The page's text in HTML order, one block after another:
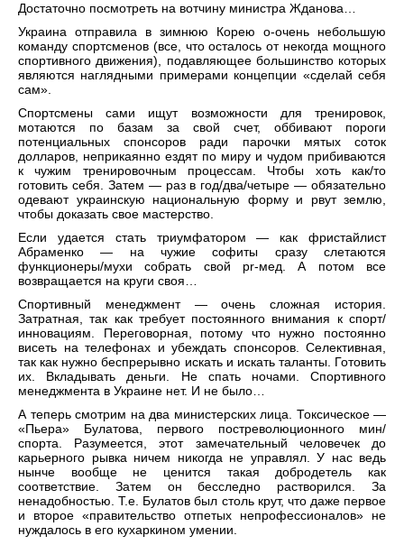
Достаточно посмотреть на вотчину министра Жданова…
Украина отправила в зимнюю Корею о-очень небольшую
команду спортсменов (все, что осталось от некогда мощного
спортивного движения), подавляющее большинство которых
являются наглядными примерами концепции «сделай себя
сам».
Спортсмены сами ищут возможности для тренировок,
мотаются по базам за свой счет, оббивают пороги
потенциальных спонсоров ради парочки мятых соток
долларов, неприкаянно ездят по миру и чудом прибиваются
к чужим тренировочным процессам. Чтобы хоть как/то
готовить себя. Затем — раз в год/два/четыре — обязательно
одевают украинскую национальную форму и рвут землю,
чтобы доказать свое мастерство.
Если удается стать триумфатором — как фристайлист
Абраменко — на чужие софиты сразу слетаются
функционеры/мухи собрать свой pr-мед. А потом все
возвращается на круги своя…
Спортивный менеджмент — очень сложная история.
Затратная, так как требует постоянного внимания к спорт/
инновациям. Переговорная, потому что нужно постоянно
висеть на телефонах и убеждать спонсоров. Селективная,
так как нужно беспрерывно искать и искать таланты. Готовить
их. Вкладывать деньги. Не спать ночами. Спортивного
менеджмента в Украине нет. И не было…
А теперь смотрим на два министерских лица. Токсическое —
«Пьера» Булатова, первого постреволюционного мин/
спорта. Разумеется, этот замечательный человечек до
карьерного рывка ничем никогда не управлял. У нас ведь
нынче вообще не ценится такая добродетель как
соответствие. Затем он бесследно растворился. За
ненадобностью. Т.е. Булатов был столь крут, что даже первое
и второе «правительство отпетых непрофессионалов» не
нуждалось в его кухаркином умении.